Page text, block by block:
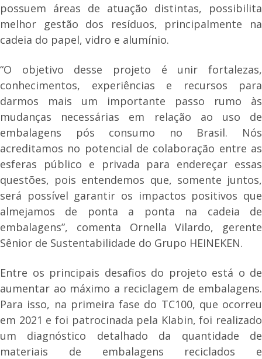
possuem áreas de atuação distintas, possibilita
melhor gestão dos resíduos, principalmente na
cadeia do papel, vidro e alumínio.
“O objetivo desse projeto é unir fortalezas,
conhecimentos, experiências e recursos para
darmos mais um importante passo rumo às
mudanças necessárias em relação ao uso de
embalagens pós consumo no Brasil. Nós
acreditamos no potencial de colaboração entre as
esferas público e privada para endereçar essas
questões, pois entendemos que, somente juntos,
será possível garantir os impactos positivos que
almejamos de ponta a ponta na cadeia de
embalagens”, comenta Ornella Vilardo, gerente
Sênior de Sustentabilidade do Grupo HEINEKEN.
Entre os principais desafios do projeto está o de
aumentar ao máximo a reciclagem de embalagens.
Para isso, na primeira fase do TC100, que ocorreu
em 2021 e foi patrocinada pela Klabin, foi realizado
um diagnóstico detalhado da quantidade de
materiais de embalagens reciclados e